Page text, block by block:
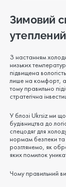
Зимовий
З настанням
низьких
підвищена
лише на комфорт, а
тому правильно
стратегічна
У блозі Ukrsiz ми
будівництва до
спецодяг для
нормам безпеки та
розглянемо, як
яких помилок
Чому правильний